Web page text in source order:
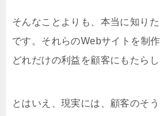
そんなことよりも、本当に知り
です。それらのWebサイトを制
どれだけの利益を顧客にもたらし
とはいえ、現実には、顧客のそ